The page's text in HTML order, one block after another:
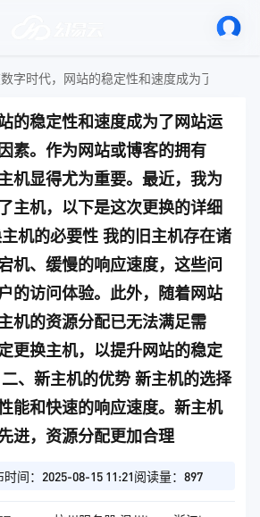
的稳定性和速度成为了网站运
素。作为网站或博客的拥有
机显得尤为重要。最近，我为
主机，以下是这次更换的详细
机的必要性 我的旧主机存在诸
机、缓慢的响应速度，这些问
的访问体验。此外，随着网站
机的资源分配已无法满足需
更换主机，以提升网站的稳定
、新主机的优势 新主机的选择
能和快速的响应速度。新主机
进，资源分配更加合理
时间：2025-08-15 11:21阅读量：897